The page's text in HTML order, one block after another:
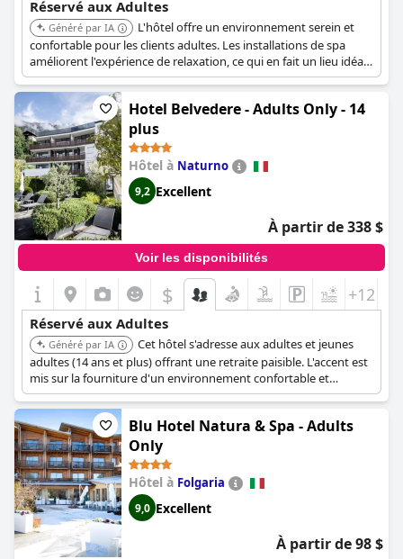
Réservé aux Adultes
Généré par IA
L'hôtel offre un environnement serein et
confortable pour les clients adultes. Les installations de spa
améliorent l'expérience de relaxation, ce qui en fait un lieu idéal
pour les adultes en quête d'une retraite paisible.
Hotel Belvedere - Adults Only - 14
plus
Hôtel à Naturno
9,2 Excellent
À partir de 338 $
Voir les disponibilités
$ +12
Réservé aux Adultes
Généré par IA
Cet hôtel s'adresse aux adultes et jeunes
adultes (14 ans et plus) offrant une retraite paisible. L'accent est
mis sur la fourniture d'un environnement confortable et
relaxant pour les clients en quête d'une escapade sereine.
Blu Hotel Natura & Spa - Adults
Only
Hôtel à Folgaria
9,0 Excellent
À partir de 98 $